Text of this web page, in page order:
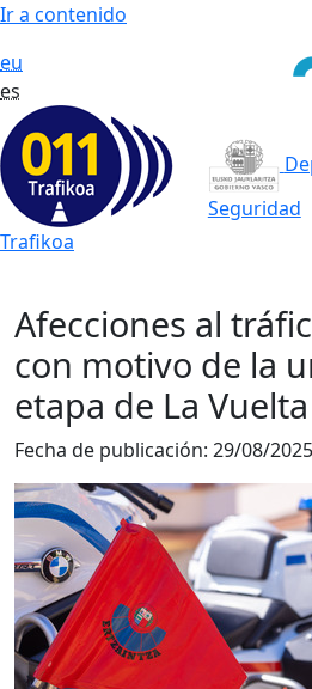
Ir a contenido
eu
es
Trafikoa
Seguridad
Afecciones al
con motivo de la
etapa de La
Fecha de publicación: 29/08/2025